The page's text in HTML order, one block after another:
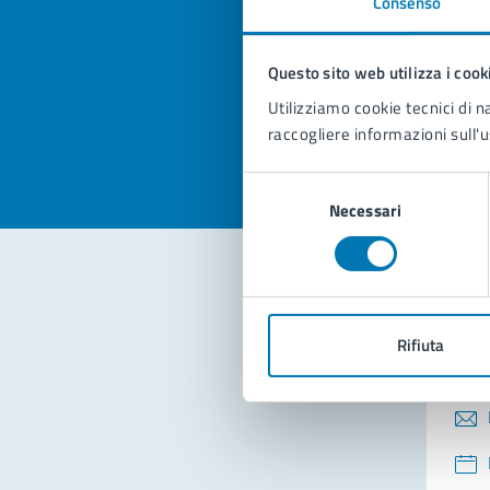
Questo sito web utilizza i
Utilizziamo cookie tecnici di
raccogliere informazioni
consenso
Necessari
Rifiuta